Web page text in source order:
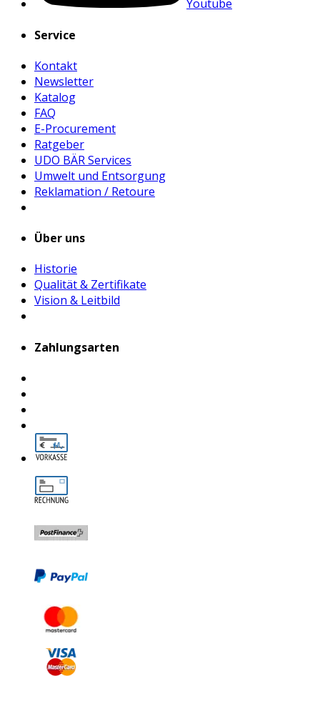
Youtube
Service
Kontakt
Newsletter
Katalog
FAQ
E-Procurement
Ratgeber
UDO BÄR Services
Umwelt und Entsorgung
Reklamation / Retoure
Über uns
Historie
Qualität & Zertifikate
Vision & Leitbild
Zahlungsarten